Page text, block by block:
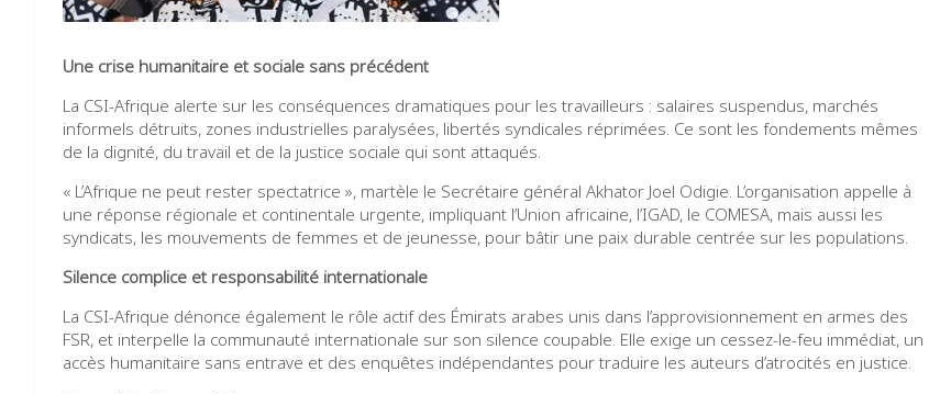
Une crise humanitaire et sociale sans précédent
La CSI-Afrique alerte sur les conséquences dramatiques pour les travailleurs : salaires suspendus, marchés
informels détruits, zones industrielles paralysées, libertés syndicales réprimées. Ce sont les fondements mêmes
de la dignité, du travail et de la justice sociale qui sont attaqués.
« L’Afrique ne peut rester spectatrice », martèle le Secrétaire général Akhator Joel Odigie. L’organisation appelle à
une réponse régionale et continentale urgente, impliquant l’Union africaine, l’IGAD, le COMESA, mais aussi les
syndicats, les mouvements de femmes et de jeunesse, pour bâtir une paix durable centrée sur les populations.
Silence complice et responsabilité internationale
La CSI-Afrique dénonce également le rôle actif des Émirats arabes unis dans l’approvisionnement en armes des
FSR, et interpelle la communauté internationale sur son silence coupable. Elle exige un cessez-le-feu immédiat, un
accès humanitaire sans entrave et des enquêtes indépendantes pour traduire les auteurs d’atrocités en justice.